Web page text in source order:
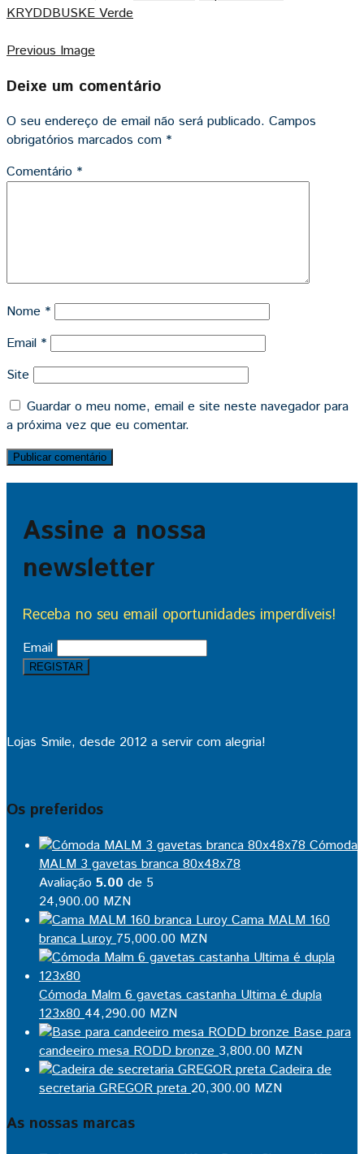
KRYDDBUSKE Verde
Previous Image
Deixe um comentário
O seu endereço de email não será publicado. Campos
obrigatórios marcados com *
Comentário *
Nome *
Email *
Site
Guardar o meu nome, email e site neste navegador para
a próxima vez que eu comentar.
Assine a nossa
newsletter
Receba no seu email oportunidades imperdíveis!
Email
Lojas Smile, desde 2012 a servir com alegria!
Os preferidos
Cómoda
MALM 3 gavetas branca 80x48x78
Avaliação 5.00 de 5
24,900.00 MZN
Cama MALM 160
branca Luroy 75,000.00 MZN
Cómoda Malm 6 gavetas castanha Ultima é dupla
123x80 44,290.00 MZN
Base para
candeeiro mesa RODD bronze 3,800.00 MZN
Cadeira de
secretaria GREGOR preta 20,300.00 MZN
As nossas marcas